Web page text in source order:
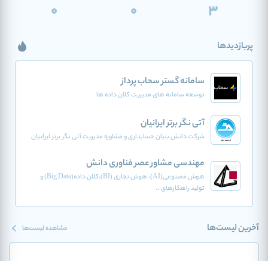
3
0
0
پربازدیدها
سامانه گستر سحاب پرداز
توسعه سامانه های مدیریت کلان داده ها
آتی نگر برتر ایرانیان
شرکت دانش بنیان حسابداری و مشاوره مدیریت آتی نگر برتر ایرانیان
مهندسی مشاور عصر فناوری دانش
هوش مصنوعی(AI)، هوش تجاری (BI)،کلان داده(Big Data) و
تولید راهکارهای...
آخرین لیست‌ها مشاهده لیست‌ها